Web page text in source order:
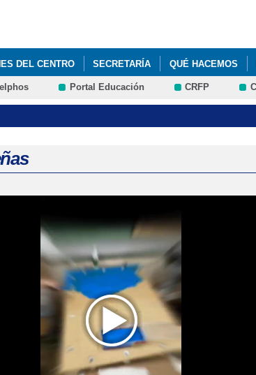
DEL CENTRO SECRETARÍA QUÉ HACEMOS
Portal Educación CRFP